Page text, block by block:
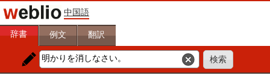
中国語
辞書 例文 翻訳